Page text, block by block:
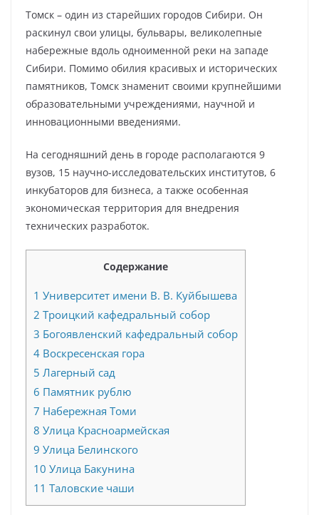
Томск – один из старейших городов Сибири. Он
раскинул свои улицы, бульвары, великолепные
набережные вдоль одноименной реки на западе
Сибири. Помимо обилия красивых и исторических
памятников, Томск знаменит своими крупнейшими
образовательными учреждениями, научной и
инновационными введениями.
На сегодняшний день в городе располагаются 9
вузов, 15 научно-исследовательских институтов, 6
инкубаторов для бизнеса, а также особенная
экономическая территория для внедрения
технических разработок.
Содержание
1 Университет имени В. В. Куйбышева
2 Троицкий кафедральный собор
3 Богоявленский кафедральный собор
4 Воскресенская гора
5 Лагерный сад
6 Памятник рублю
7 Набережная Томи
8 Улица Красноармейская
9 Улица Белинского
10 Улица Бакунина
11 Таловские чаши